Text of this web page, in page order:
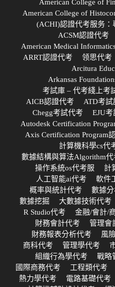
American College of
American College of
(ACHI)認證代考服务
ACSM認證代考
American Medical
ARRT認證代考
领思代考
Arcitura
Arkansas
考試庫 – 代考綫上考
AICB認證代考
ATD考
Chegg考試代考
EJU考
Autodesk Certification
Axis Certification Program
計算機科學cs代
數據結構與算法Algorithm代
操作系統os代考服
計
人工智能ai代考
軟件
概率與統計代考
數據
數據挖掘
大數據技術代考
R Studio代考
金融/會計/
財務會計代考
管理會
財務報表分析代考
風
商科代考
管理學代考
組織行為學代考
戰略
國際商務代考
工程類代考
熱力學代考
電路基礎代考